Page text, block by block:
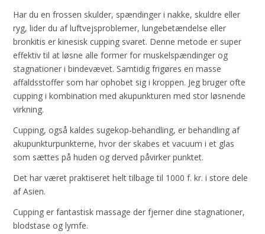
Har du en frossen skulder, spændinger i nakke, skuldre eller
ryg, lider du af luftvejsproblemer, lungebetændelse eller
bronkitis er kinesisk cupping svaret. Denne metode er super
effektiv til at løsne alle former for muskelspændinger og
stagnationer i bindevævet. Samtidig frigøres en masse
affaldsstoffer som har ophobet sig i kroppen. Jeg bruger ofte
cupping i kombination med akupunkturen med stor løsnende
virkning.
Cupping, også kaldes sugekop-behandling, er behandling af
akupunkturpunkterne, hvor der skabes et vacuum i et glas
som sættes på huden og derved påvirker punktet.
Det har været praktiseret helt tilbage til 1000 f. kr. i store dele
af Asien.
Cupping er fantastisk massage der fjerner dine stagnationer,
blodstase og lymfe.